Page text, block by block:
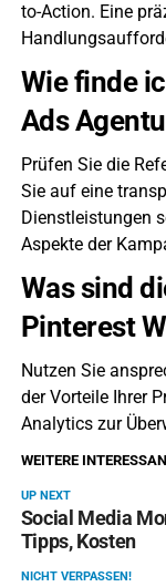
to-Action. Eine
Wie finde
Ads
Prüfen Sie die
Sie auf eine
Dienstleistungen
Aspekte der
Was sind
Pinterest
Nutzen Sie
der Vorteile Ihrer
Analytics zur
WEITERE
UP NEXT
Social Media
Tipps, Kosten
NICHT VERPASSEN!